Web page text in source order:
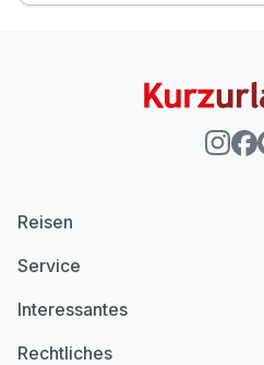
Reisen
Service
Interessantes
Rechtliches